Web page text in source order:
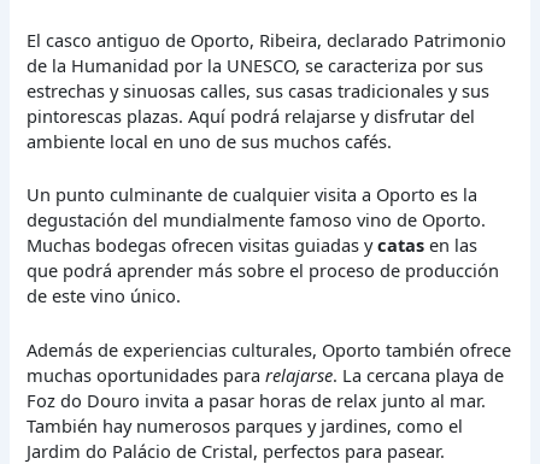
El casco antiguo de Oporto, Ribeira, declarado Patrimonio
de la Humanidad por la UNESCO, se caracteriza por sus
estrechas y sinuosas calles, sus casas tradicionales y sus
pintorescas plazas. Aquí podrá relajarse y disfrutar del
ambiente local en uno de sus muchos cafés.
Un punto culminante de cualquier visita a Oporto es la
degustación del mundialmente famoso vino de Oporto.
Muchas bodegas ofrecen visitas guiadas ycatas en las
que podrá aprender más sobre el proceso de producción
de este vino único.
Además de experiencias culturales, Oporto también ofrece
muchas oportunidades pararelajarse. La cercana playa de
Foz do Douro invita a pasar horas de relax junto al mar.
También hay numerosos parques y jardines, como el
Jardim do Palácio de Cristal, perfectos para pasear.